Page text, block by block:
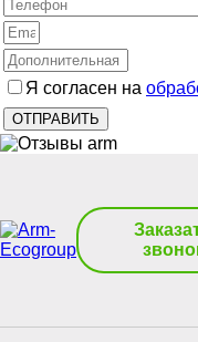
Я согласен на